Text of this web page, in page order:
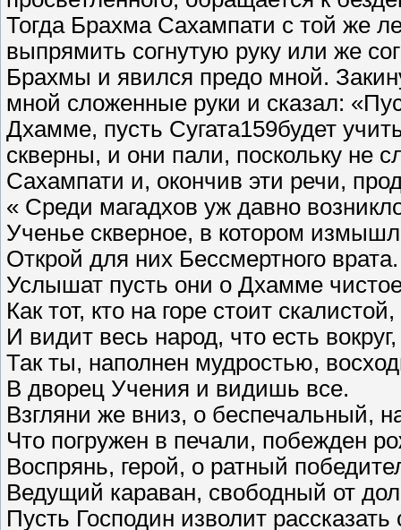
Тогда Брахма Сахампати с той же
выпрямить согнутую руку или же
Брахмы и явился предо мной.
мной сложенные руки и сказал:
Дхамме, пусть Сугата159будет
скверны, и они пали, поскольку не
Сахампати и, окончив эти речи,
« Среди магадхов уж давно
Ученье скверное, в котором
Открой для них Бессмертного врата.
Услышат пусть они о Дхамме
Как тот, кто на горе стоит скалистой,
И видит весь народ, что есть вокруг,
Так ты, наполнен мудростью,
В дворец Учения и видишь все.
Взгляни же вниз, о беспечальный,
Что погружен в печали, побежден
Воспрянь, герой, о ратный
Ведущий караван, свободный от
Пусть Господин изволит